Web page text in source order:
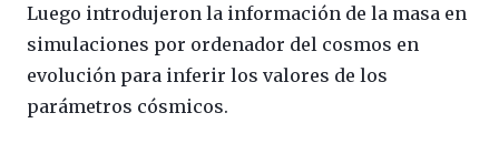
Luego introdujeron la información de la masa en
simulaciones por ordenador del cosmos en
evolución para inferir los valores de los
parámetros cósmicos.